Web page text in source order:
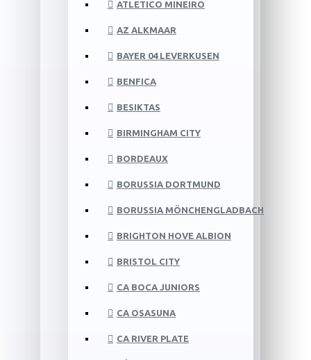
ATLETICO MINEIRO
AZ ALKMAAR
BAYER 04 LEVERKUSEN
BENFICA
BESIKTAS
BIRMINGHAM CITY
BORDEAUX
BORUSSIA DORTMUND
BORUSSIA MÖNCHENGLADBACH
BRIGHTON HOVE ALBION
BRISTOL CITY
CA BOCA JUNIORS
CA OSASUNA
CA RIVER PLATE